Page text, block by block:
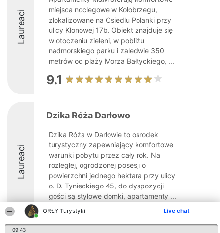
ORŁY Turystyki Live chat
09:43
Laureaci
miejsca noclegowe w Kołobrzegu,
zlokalizowane na Osiedlu Polanki przy
ulicy Klonowej 17b. Obiekt znajduje się
w otoczeniu zieleni, w pobliżu
nadmorskiego parku i zaledwie 350
metrów od plaży Morza Bałtyckiego, ...
9.1
Laureaci
Dzika Róża Darłowo
Dzika Róża w Darłowie to ośrodek
turystyczny zapewniający komfortowe
warunki pobytu przez cały rok. Na
rozległej, ogrodzonej posesji o
powierzchni jednego hektara przy ulicy
o. D. Tynieckiego 45, do dyspozycji
gości są stylowe domki, apartamenty ...
9.6